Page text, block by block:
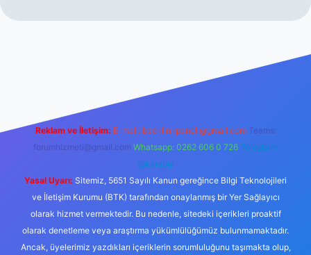
Reklam ve İletişim: E-mail: backlinkpaneli@gmail.com Teams:
forumhizmeti@gmail.com Whatsapp: 0262 606 0 726 Telegram:
@karabul
Yasal Uyarı: Sitemiz, 5651 Sayılı Kanun gereğince Bilgi Teknolojileri
ve İletişim Kurumu (BTK) tarafından onaylanmış bir Yer Sağlayıcı
olarak hizmet vermektedir. Bu nedenle, sitedeki içerikleri proaktif
olarak denetleme veya araştırma yükümlülüğümüz bulunmamaktadır.
Ancak, üyelerimiz yazdıkları içeriklerin sorumluluğunu taşımakta olup,